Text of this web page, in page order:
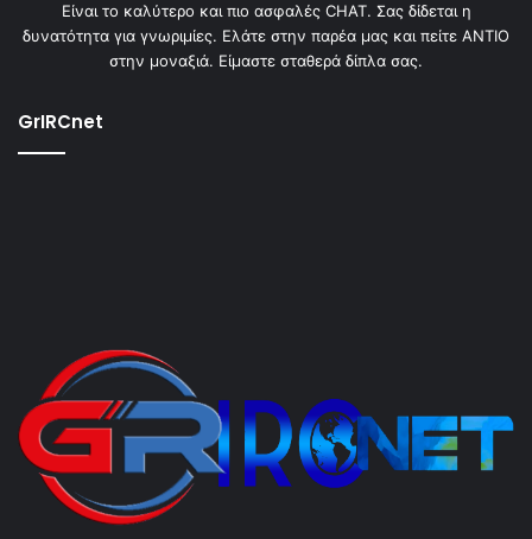
Είναι το καλύτερο και πιο ασφαλές CHAT. Σας δίδεται η
δυνατότητα για γνωριμίες. Ελάτε στην παρέα μας και πείτε ΑΝΤΙΟ
στην μοναξιά. Είμαστε σταθερά δίπλα σας.
GrIRCnet